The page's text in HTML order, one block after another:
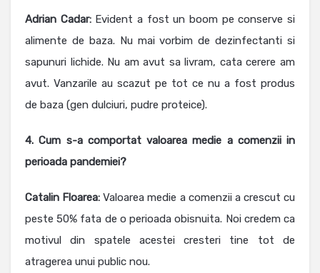
Adrian Cadar:Evident a fost un boom pe conserve si
alimente de baza. Nu mai vorbim de dezinfectanti si
sapunuri lichide. Nu am avut sa livram, cata cerere am
avut. Vanzarile au scazut pe tot ce nu a fost produs
de baza (gen dulciuri, pudre proteice).
4. Cum s-a comportat valoarea medie a comenzii in
perioada pandemiei?
Catalin Floarea:Valoarea medie a comenzii a crescut cu
peste 50% fata de o perioada obisnuita. Noi credem ca
motivul din spatele acestei cresteri tine tot de
atragerea unui public nou.